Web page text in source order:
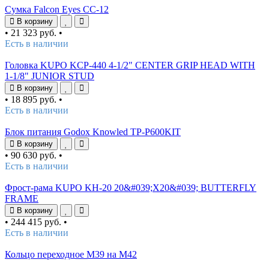
Сумка Falcon Eyes СС-12
В корзину
• 21 323 руб. •
Есть в наличии
Головка KUPO KCP-440 4-1/2" CENTER GRIP HEAD WITH
1-1/8" JUNIOR STUD
В корзину
• 18 895 руб. •
Есть в наличии
Блок питания Godox Knowled TP-P600KIT
В корзину
• 90 630 руб. •
Есть в наличии
Фрост-рама KUPO KH-20 20&#039;X20&#039; BUTTERFLY
FRAME
В корзину
• 244 415 руб. •
Есть в наличии
Кольцо переходное M39 на M42